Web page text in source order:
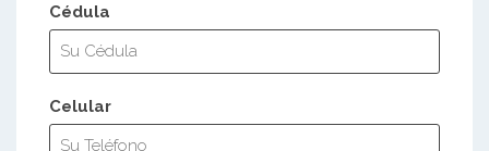
Cédula
Celular